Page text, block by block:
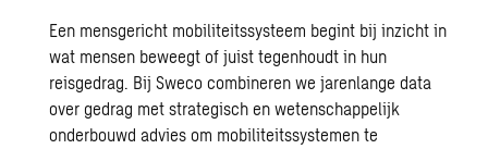
Een mensgericht mobiliteitssysteem begint bij inzicht in
wat mensen beweegt of juist tegenhoudt in hun
reisgedrag. Bij Sweco combineren we jarenlange data
over gedrag met strategisch en wetenschappelijk
onderbouwd advies om mobiliteitssystemen te